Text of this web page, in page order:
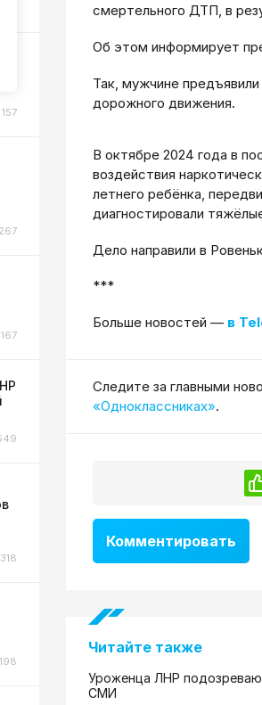
157
267
167
318
198
смертельного ДТП, в
Об этом информирует
Так, мужчине
дорожного движения.
В октябре 2024 года в
воздействия
летнего ребёнка,
диагностировали
Дело направили в
***
Больше новостей — в
Cледите за главными
«Одноклассниках».
Комментировать
Читайте также
Уроженца ЛНР
СМИ